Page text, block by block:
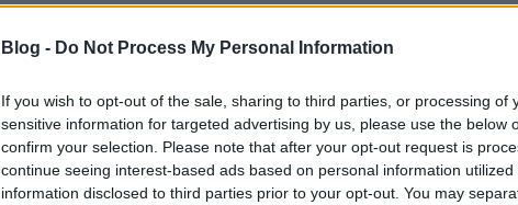
Blog - Do Not Process My Personal Information
If you wish to opt-out of the sale, sharing to third parties, or processing of
sensitive information for targeted advertising by us, please use the below
confirm your selection. Please note that after your opt-out request is
continue seeing interest-based ads based on personal information
information disclosed to third parties prior to your opt-out. You may